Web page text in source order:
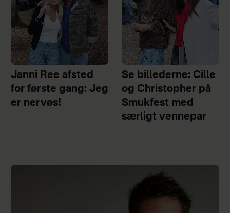
Janni Ree afsted
for første gang: Jeg
er nervøs!
Se billederne: Cille
og Christopher på
Smukfest med
særligt vennepar